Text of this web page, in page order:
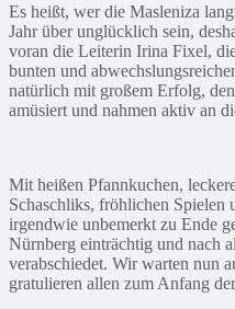
Es heißt, wer die Masleniza
Jahr über unglücklich sein,
voran die Leiterin Irina Fixel,
bunten und
natürlich mit großem Erfolg,
amüsiert und nahmen aktiv an
Mit heißen Pfannkuchen,
Schaschliks, fröhlichen Spielen
irgendwie unbemerkt zu Ende
Nürnberg einträchtig und nach
verabschiedet. Wir warten nun
gratulieren allen zum Anfang